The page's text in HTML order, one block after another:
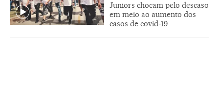
Juniors chocam pelo descaso
em meio ao aumento dos
casos de covid-19